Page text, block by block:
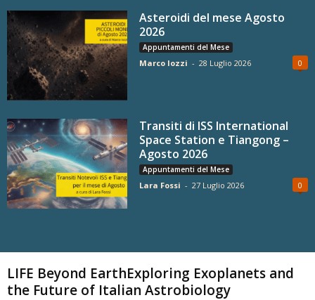
Asteroidi del mese Agosto
2026
Appuntamenti del Mese
Marco Iozzi - 28 Luglio 2026 0
Transiti di ISS International
Space Station e Tiangong –
Agosto 2026
Appuntamenti del Mese
Lara Fossi - 27 Luglio 2026 0
LIFE Beyond EarthExploring Exoplanets and
the Future of Italian Astrobiology